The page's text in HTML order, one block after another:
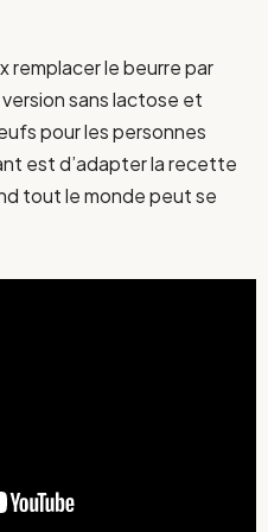
remplacer le beurre par
sans lactose et
pour les personnes
est d’adapter la recette
tout le monde peut se